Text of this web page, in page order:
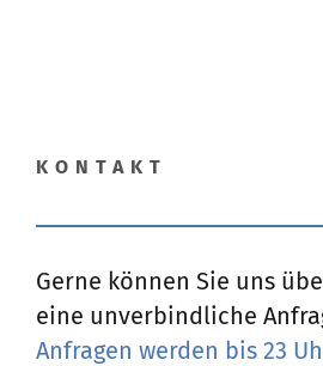
KONTAKT
Gerne können Sie uns
eine unverbindliche
Anfragen werden bis 23